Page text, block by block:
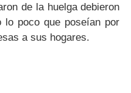
de la huelga debieron
lo poco que poseían por
a sus hogares.